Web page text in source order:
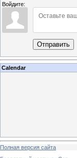
Войдите:
Отправить
Calendar
Полная версия сайта